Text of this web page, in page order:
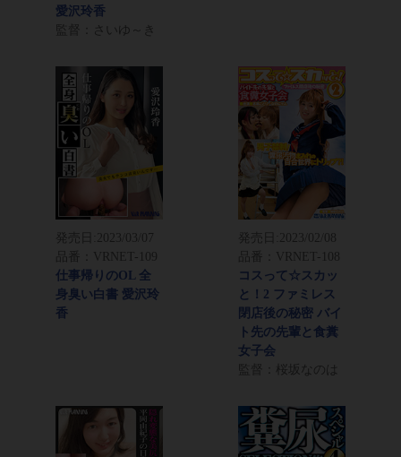
愛沢玲香
監督：さいゆ～き
発売日:
2023/03/07
品番：VRNET-109
仕事帰りのOL 全
身臭い白書 愛沢玲
香
発売日:
2023/02/08
品番：VRNET-108
コスって☆スカッ
と！2 ファミレス
閉店後の秘密 バイ
ト先の先輩と食糞
女子会
監督：桜坂なのは